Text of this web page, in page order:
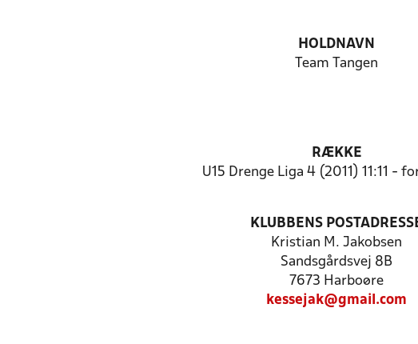
HOLDNAVN
Team Tangen
RÆKKE
U15 Drenge Liga 4 (2011) 11:11 -
KLUBBENS
Kristian M. Jakobsen
Sandsgårdsvej 8B
7673 Harboøre
kessejak@gmail.com